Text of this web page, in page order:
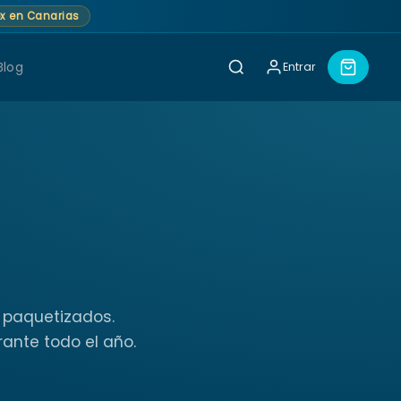
en Canarias
Entrar
todo el año.